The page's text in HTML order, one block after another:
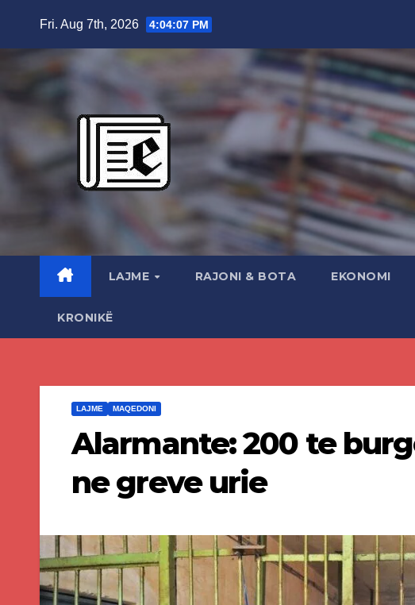
Fri. Aug 7th, 2026 4:04:09 PM
LAJME RAJONI & BOTA EKONOMI
KRONIKË
LAJME MAQEDONI
Alarmante: 200 te
ne greve urie